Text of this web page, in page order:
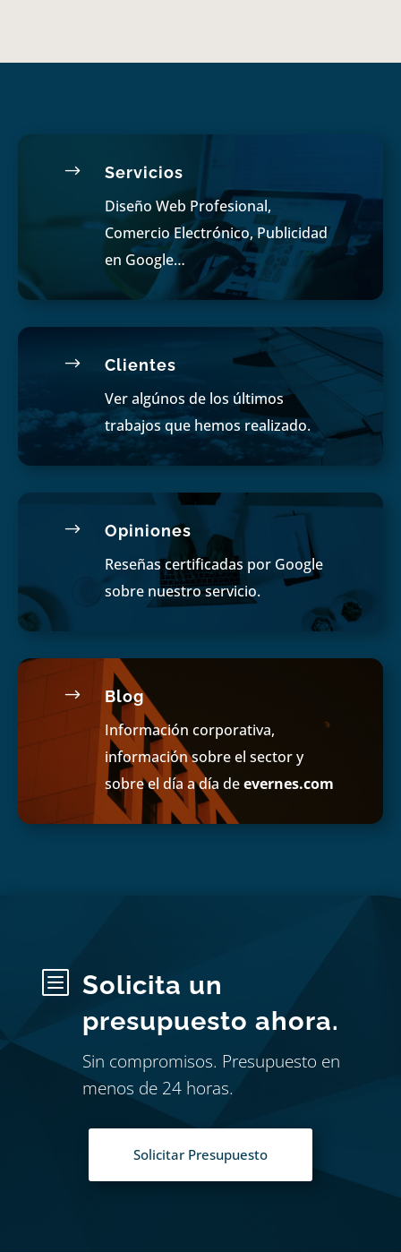
$ Servicios
Diseño Web Profesional,
Comercio Electrónico, Publicidad
en Google…
$ Clientes
Ver algúnos de los últimos
trabajos que hemos realizado.
$ Opiniones
Reseñas certificadas por Google
sobre nuestro servicio.
$ Blog
Información corporativa,
información sobre el sector y
sobre el día a día deevernes.com
b
Solicita un
presupuesto ahora.
Sin compromisos. Presupuesto en
menos de 24 horas.
Solicitar Presupuesto